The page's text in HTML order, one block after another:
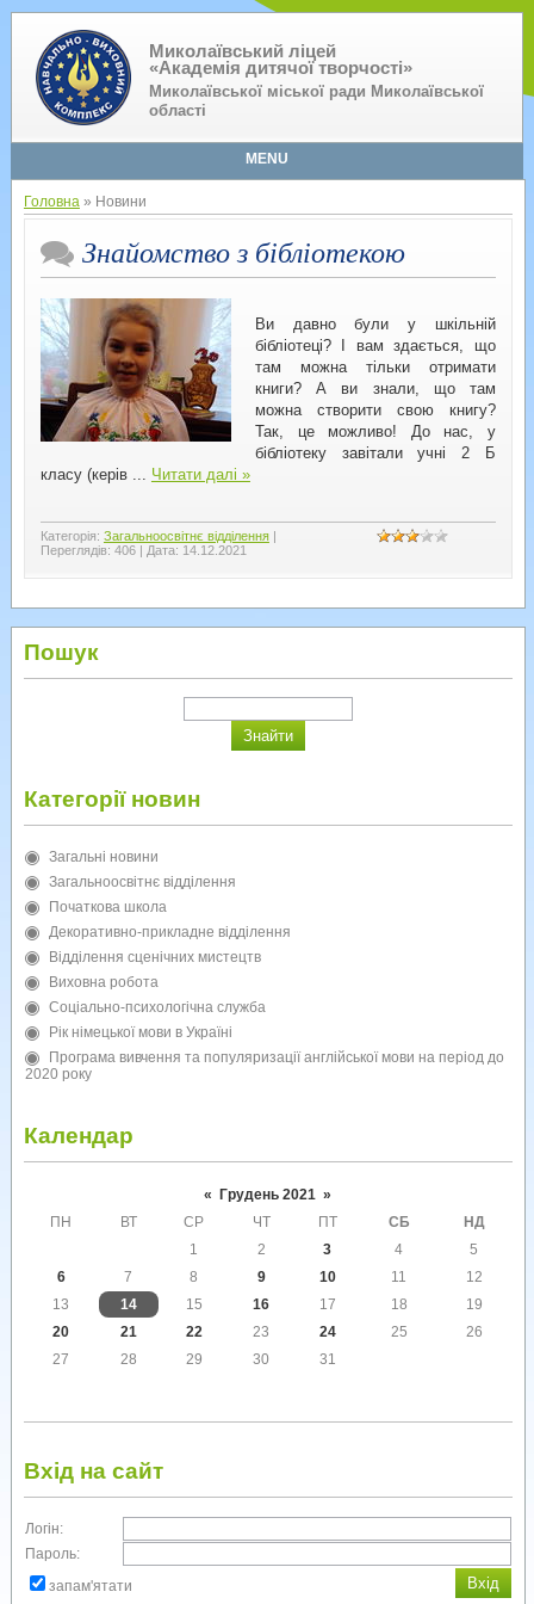
Миколаївський ліцей
«Академія дитячої творчості»
Миколаївської міської ради Миколаївської
області
MENU
Головна» Новини
Знайомство з бібліотекою
Ви давно були у шкільній
бібліотеці? І вам здається, що
там можна тільки отримати
книги? А ви знали, що там
можна створити свою книгу?
Так, це можливо! До нас, у
бібліотеку завітали учні 2 Б
класу (керів ... Читати далі »
Категорія: Загальноосвітнє відділення|
Переглядів: 406| Дата: 14.12.2021
Пошук
Категорії новин
Загальні новини
Загальноосвітнє відділення
Початкова школа
Декоративно-прикладне відділення
Відділення сценічних мистецтв
Виховна робота
Соціально-психологічна служба
Рік німецької мови в Україні
Програма вивчення та популяризації англійської мови на період до
2020 року
Календар
« Грудень 2021 »
ПН
ВТ СР ЧТ ПТ СБ
НД
1
2 3 4
5
6
7 8 9 10 11
12
13
14 15 16 17 18
19
20
21 22 23 24 25
26
27
28 29 30 31
Вхід на сайт
Логін:
Пароль:
запам'ятати